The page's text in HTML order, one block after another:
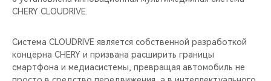
CHERY CLOUDRIVE.
Система CLOUDRIVE является собственной разработкой
концерна CHERY и призвана расширить границы
смартфона и медиасистемы, превращая автомобиль не